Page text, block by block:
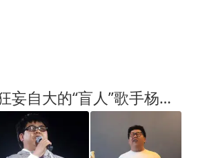
善恶终有报！狂妄自大的“盲人”歌手杨光，终究付出了惨痛代价